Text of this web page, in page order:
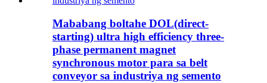
Mababang boltahe DOL(direct-
starting) ultra high efficiency three-
phase permanent magnet
synchronous motor para sa belt
conveyor sa industriya ng semento